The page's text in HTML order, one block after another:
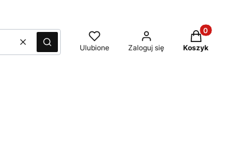
WyczyśćSzukaj Ulubione Zaloguj się
Produkty w
Koszyk